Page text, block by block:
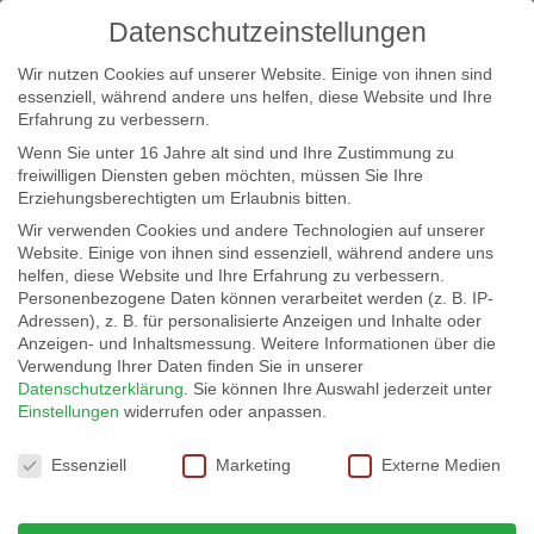
info@erfolgreich-events.de
+4940 46 777 230
Datenschutzeinstellungen
Wir nutzen Cookies auf unserer Website. Einige von ihnen sind
essenziell, während andere uns helfen, diese Website und Ihre
Erfahrung zu verbessern.
Wenn Sie unter 16 Jahre alt sind und Ihre Zustimmung zu
freiwilligen Diensten geben möchten, müssen Sie Ihre
Erziehungsberechtigten um Erlaubnis bitten.
Wir verwenden Cookies und andere Technologien auf unserer
Website. Einige von ihnen sind essenziell, während andere uns
helfen, diese Website und Ihre Erfahrung zu verbessern.
Personenbezogene Daten können verarbeitet werden (z. B. IP-
Adressen), z. B. für personalisierte Anzeigen und Inhalte oder
Anzeigen- und Inhaltsmessung. Weitere Informationen über die
Verwendung Ihrer Daten finden Sie in unserer
Datenschutzerklärung
Sie können Ihre Auswahl jederzeit unter
Einstellungen widerrufen oder anpassen.
Datenschutzeinstellungen
Essenziell Marketing Externe Medien